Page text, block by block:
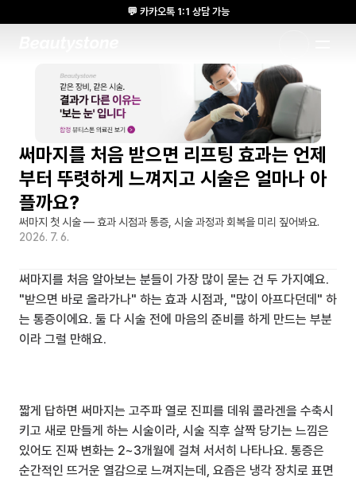
써마지를 처음 받으면 리프팅 효과는 언제
부터 뚜렷하게 느껴지고 시술은 얼마나 아
플까요?
써마지 첫 시술 — 효과 시점과 통증, 시술 과정과 회복을 미리 짚어봐요.
2026. 7. 6.
써마지를 처음 알아보는 분들이 가장 많이 묻는 건 두 가지예요.
"받으면 바로 올라가나" 하는 효과 시점과, "많이 아프다던데" 하
는 통증이에요. 둘 다 시술 전에 마음의 준비를 하게 만드는 부분
이라 그럴 만해요.
짧게 답하면 써마지는 고주파 열로 진피를 데워 콜라겐을 수축시
키고 새로 만들게 하는 시술이라, 시술 직후 살짝 당기는 느낌은
있어도 진짜 변화는 2~3개월에 걸쳐 서서히 나타나요. 통증은
순간적인 뜨거운 열감으로 느껴지는데, 요즘은 냉각 장치로 표면
💬 카카오톡 1:1 상담 가능
🌸 뷰티스톤의원 메디톡스 방콕 Cadaver workshop 참석 🌸